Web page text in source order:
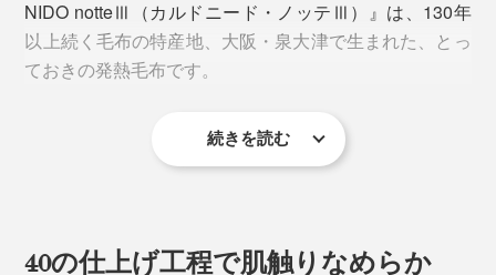
NIDO notteⅢ（カルドニード・ノッテⅢ）』は、130年
以上続く毛布の特産地、大阪・泉大津で生まれた、とっ
ておきの発熱毛布です。
続きを読む
40の仕上げ工程で肌触りなめらか